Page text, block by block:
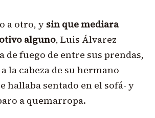
a otro, y sin que mediara
alguno, Luis Álvarez
de fuego de entre sus prendas,
la cabeza de su hermano
hallaba sentado en el sofá- y
a quemarropa.